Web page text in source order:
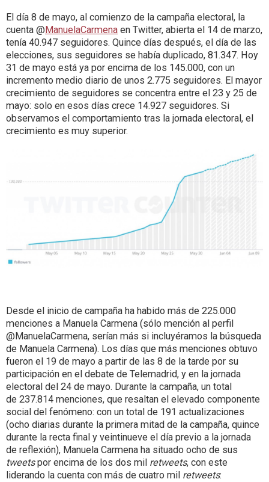
El día 8 de mayo, al comienzo de la campaña electoral, la
cuenta @ManuelaCarmena en Twitter, abierta el 14 de marzo,
tenía 40.947 seguidores. Quince días después, el día de las
elecciones, sus seguidores se había duplicado, 81.347. Hoy
31 de mayo está ya por encima de los 145.000, con un
incremento medio diario de unos 2.775 seguidores. El mayor
crecimiento de seguidores se concentra entre el 23 y 25 de
mayo: solo en esos días crece 14.927 seguidores. Si
observamos el comportamiento tras la jornada electoral, el
crecimiento es muy superior.
Desde el inicio de campaña ha habido más de 225.000
menciones a Manuela Carmena (sólo mención al perfil
@ManuelaCarmena, serían más si incluyéramos la búsqueda
de Manuela Carmena). Los días que más menciones obtuvo
fueron el 19 de mayo a partir de las 8 de la tarde por su
participación en el debate de Telemadrid, y en la jornada
electoral del 24 de mayo. Durante la campaña, un total
de 237.814 menciones, que resaltan el elevado componente
social del fenómeno: con un total de 191 actualizaciones
(ocho diarias durante la primera mitad de la campaña, quince
durante la recta final y veintinueve el día previo a la jornada
de reflexión), Manuela Carmena ha situado ocho de sus
tweetspor encima de los dos mil retweets, con este
liderando la cuenta con más de cuatro mil retweets: